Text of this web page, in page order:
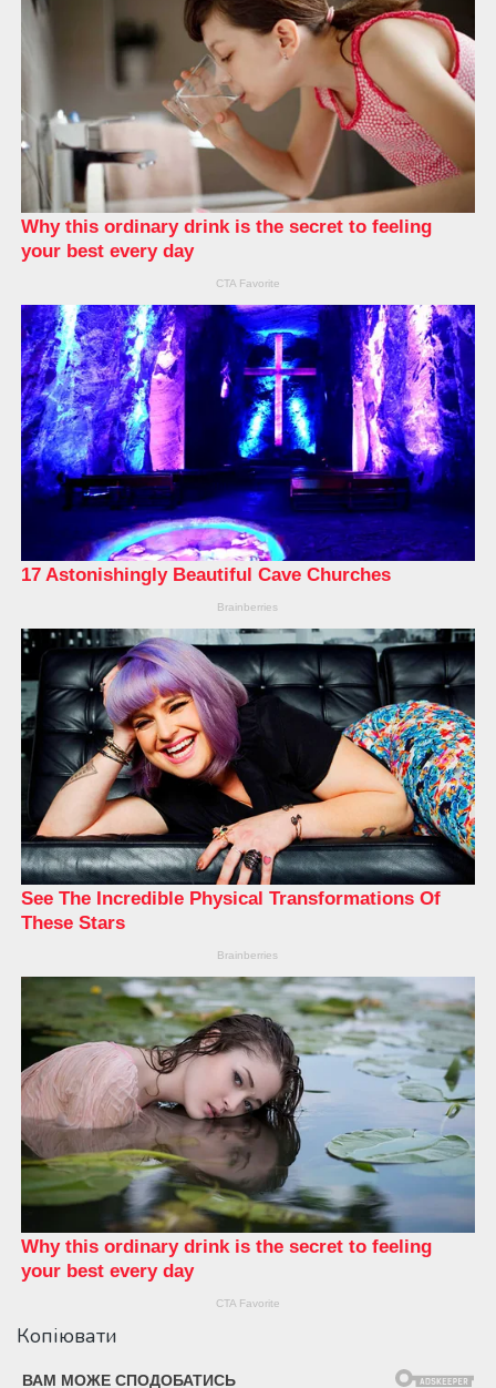
Копіювати